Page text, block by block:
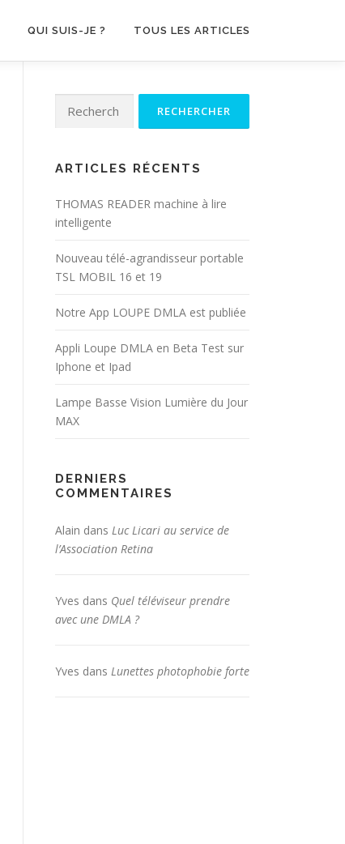
QUI SUIS-JE ? TOUS LES ARTICLES
ARTICLES RÉCENTS
THOMAS READER machine à lire
intelligente
Nouveau télé-agrandisseur portable
TSL MOBIL 16 et 19
Notre App LOUPE DMLA est publiée
Appli Loupe DMLA en Beta Test sur
Iphone et Ipad
Lampe Basse Vision Lumière du Jour
MAX
DERNIERS
COMMENTAIRES
Alain dans Luc Licari au service de
l’Association Retina
Yves dans Quel téléviseur prendre
avec une DMLA ?
Yves dans Lunettes photophobie forte